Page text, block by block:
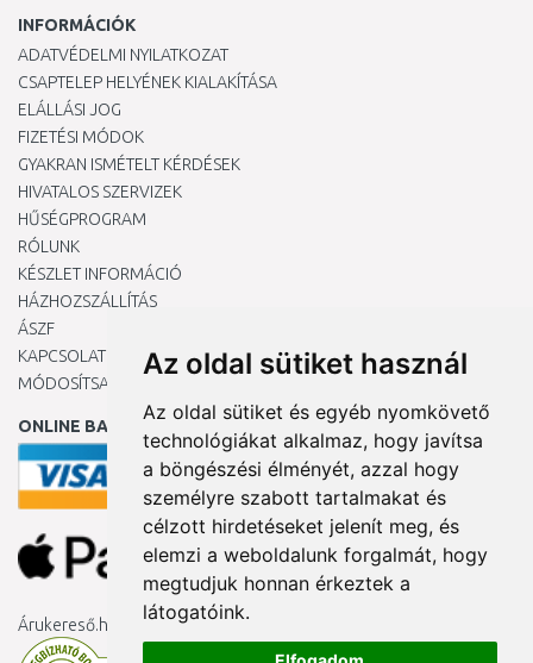
Az oldal sütiket használ
Az oldal sütiket és egyéb nyomkövető
technológiákat alkalmaz, hogy javítsa
a böngészési élményét, azzal hogy
személyre szabott tartalmakat és
célzott hirdetéseket jelenít meg, és
elemzi a weboldalunk forgalmát, hogy
megtudjuk honnan érkeztek a
látogatóink.
INFORMÁCIÓK
ADATVÉDELMI NYILATKOZAT
CSAPTELEP HELYÉNEK KIALAKÍTÁSA
ELÁLLÁSI JOG
FIZETÉSI MÓDOK
GYAKRAN ISMÉTELT KÉRDÉSEK
HIVATALOS SZERVIZEK
HŰSÉGPROGRAM
RÓLUNK
KÉSZLET INFORMÁCIÓ
HÁZHOZSZÁLLÍTÁS
ÁSZF
KAPCSOLAT
MÓDOSÍTSA A COOKIE-BEÁLLÍTÁSAIMAT
ONLINE BANKKÁRTYÁVAL
Árukereső.hu